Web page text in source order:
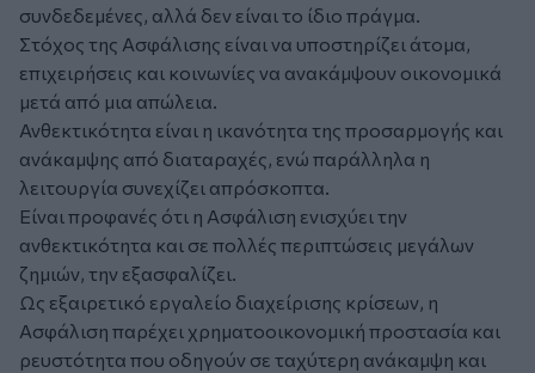
συνδεδεμένες, αλλά δεν είναι το ίδιο πράγμα.
Στόχος της Ασφάλισης είναι να υποστηρίζει άτομα,
επιχειρήσεις και κοινωνίες να ανακάμψουν οικονομικά
μετά από μια απώλεια.
Ανθεκτικότητα είναι η ικανότητα της προσαρμογής και
ανάκαμψης από διαταραχές, ενώ παράλληλα η
λειτουργία συνεχίζει απρόσκοπτα.
Είναι προφανές ότι η Ασφάλιση ενισχύει την
ανθεκτικότητα και σε πολλές περιπτώσεις μεγάλων
ζημιών, την εξασφαλίζει.
Ως εξαιρετικό εργαλείο διαχείρισης κρίσεων, η
Ασφάλιση παρέχει χρηματοοικονομική προστασία και
ρευστότητα που οδηγούν σε ταχύτερη ανάκαμψη και